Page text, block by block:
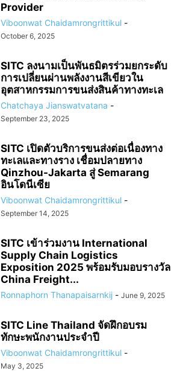
Provider
Viboonwat Chaidamrongrittikul -
October 6, 2025
SITC ลงนามเป็นพันธมิตรร่วมยกระดับ
การเปลี่ยนผ่านพลังงานสีเขียวใน
อุตสาหกรรมการขนส่งสินค้าทางทะเล
Chatchaya Jianswatvatana -
September 23, 2025
SITC เปิดตัวบริการขนส่งต่อเนื่องทาง
ทะเลและทางราง เชื่อมปลายทาง
Qinzhou-Jakarta สู่ Semarang
อินโดนีเซีย
Viboonwat Chaidamrongrittikul -
September 14, 2025
SITC เข้าร่วมงาน International
Supply Chain Logistics
Exposition 2025 พร้อมรับมอบรางวัล
China Freight...
Ronnaphorn Thanapaisarnkij - June 9, 2025
SITC Line Thailand จัดฝึกอบรม
ทักษะพนักงานประจำปี
Viboonwat Chaidamrongrittikul -
May 3, 2025